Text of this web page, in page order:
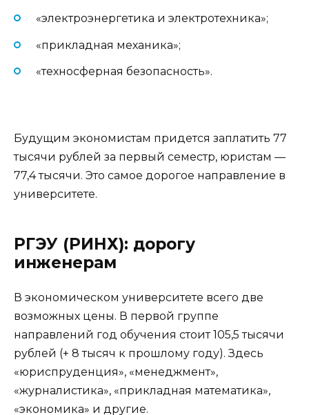
«электроэнергетика и электротехника»;
«прикладная механика»;
«техносферная безопасность».
Будущим экономистам придется заплатить 77
тысячи рублей за первый семестр, юристам —
77,4 тысячи. Это самое дорогое направление в
университете.
РГЭУ (РИНХ): дорогу
инженерам
В экономическом университете всего две
возможных цены. В первой группе
направлений год обучения стоит 105,5 тысячи
рублей (+ 8 тысяч к прошлому году). Здесь
«юриспруденция», «менеджмент»,
«журналистика», «прикладная математика»,
«экономика» и другие.